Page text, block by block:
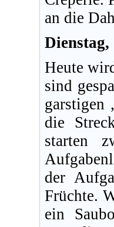
an die
Heute
sind
garstigen
die
starten
der
Früchte.
ein